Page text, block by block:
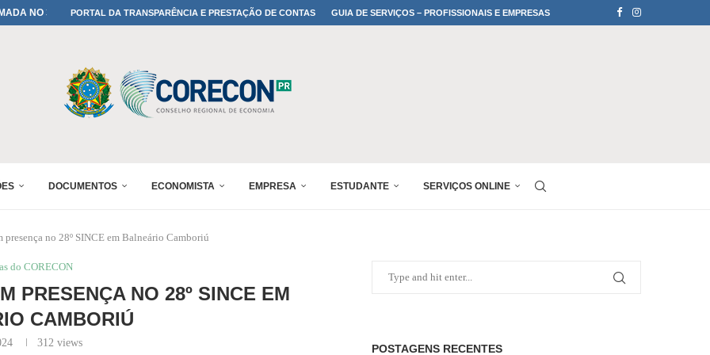
NO 30º ENESULPORTAL DA TRANSPARÊNCIA E PRESTAÇÃO DE CONTAS GUIA DE SERVIÇOS – PROFISSIONAIS E EMPRESAS
DOCUMENTOS ECONOMISTA EMPRESA ESTUDANTE SERVIÇOS ONLINE
presença no 28º SINCE em Balneário Camboriú
do CORECON
PRESENÇA NO 28º SINCE EM
CAMBORIÚ
312 views POSTAGENS RECENTES